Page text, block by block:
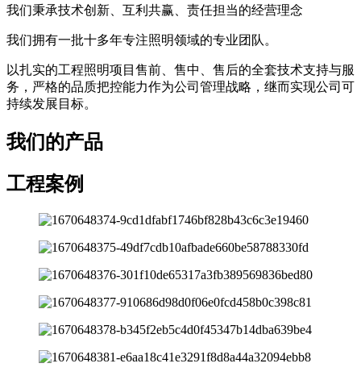
我们秉承技术创新、互利共赢、责任担当的经营理念
我们拥有一批十多年专注照明领域的专业团队。
以扎实的工程照明项目售前、售中、售后的全套技术支持与服
务，严格的品质把控能力作为公司管理战略，继而实现公司可
持续发展目标。
我们的产品
工程案例